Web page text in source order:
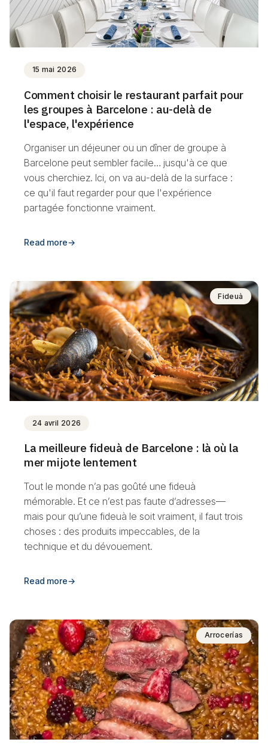
15 mai 2026
Comment choisir le restaurant parfait pour
les groupes à Barcelone : au-delà de
l'espace, l'expérience
Organiser un déjeuner ou un dîner de groupe à
Barcelone peut sembler facile… jusqu'à ce que
vous cherchiez. Ici, on va au-delà de la surface :
ce qu'il faut regarder pour que l'expérience
partagée fonctionne vraiment.
Read more→
Fideuà
24 avril 2026
La meilleure fideuà de Barcelone : là où la
mer mijote lentement
Tout le monde n’a pas goûté une fideuà
mémorable. Et ce n’est pas faute d’adresses—
mais pour qu’une fideuà le soit vraiment, il faut trois
choses : des produits impeccables, de la
technique et du dévouement.
Read more→
Arrocerías